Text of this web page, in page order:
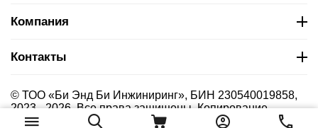
Компания
Контакты
© ТОО «Би Энд Би Инжиниринг», БИН 230540019858,
2023 - 2026. Все права защищены. Копирование
материалов сайта без указания страницы-источника